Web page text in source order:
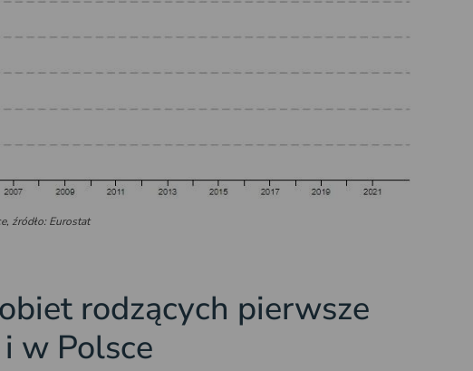
źródło: Eurostat
rodzących pierwsze
w Polsce